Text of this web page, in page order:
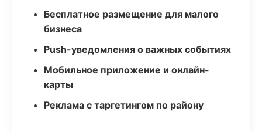
Бесплатное размещение для малого
бизнеса
Push-уведомления о важных событиях
Мобильное приложение и онлайн-
карты
Реклама с таргетингом по району